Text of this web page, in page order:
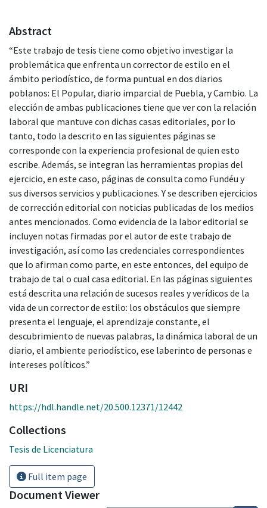
Abstract
“Este trabajo de tesis tiene como objetivo investigar la
problemática que enfrenta un corrector de estilo en el
ámbito periodístico, de forma puntual en dos diarios
poblanos: El Popular, diario imparcial de Puebla, y Cambio. La
elección de ambas publicaciones tiene que ver con la relación
laboral que mantuve con dichas casas editoriales, por lo
tanto, todo la descrito en las siguientes páginas se
corresponde con la experiencia profesional de quien esto
escribe. Además, se integran las herramientas propias del
ejercicio, en este caso, páginas de consulta como Fundéu y
sus diversos servicios y publicaciones. Y se describen ejercicios
de corrección editorial con noticias publicadas de los medios
antes mencionados. Como evidencia de la labor editorial se
incluyen notas firmadas por el autor de este trabajo de
investigación, así como las credenciales correspondientes
que lo afirman como parte, en este entonces, del equipo de
trabajo de tal o cual casa editorial. En las páginas siguientes
está descrita una relación de sucesos reales y verídicos de la
vida de un corrector de estilo: los obstáculos que siempre
presenta el lenguaje, el aprendizaje constante, el
descubrimiento de nuevas palabras, la dinámica laboral de un
diario, el ambiente periodístico, ese laberinto de personas e
intereses políticos.”
URI
https://hdl.handle.net/20.500.12371/12442
Collections
Tesis de Licenciatura
Full item page
Document Viewer